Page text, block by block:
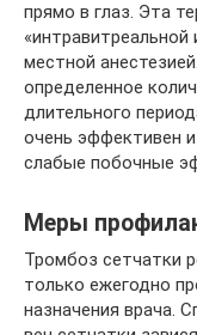
прямо в глаз. Эта
местной
определенное
длительного
очень эффективен
слабые побочные
Меры
Тромбоз сетчатки
только ежегодно
назначения врача.